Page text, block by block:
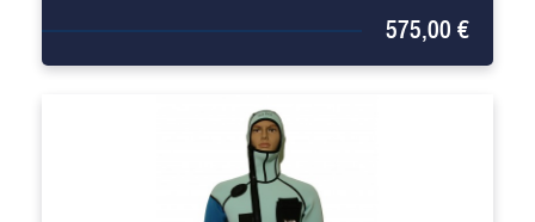
575,00 €